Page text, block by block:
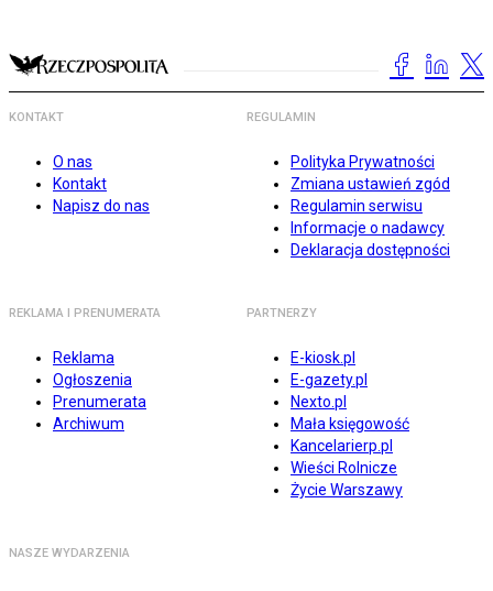
KONTAKT
O nas
Kontakt
Napisz do nas
REGULAMIN
Polityka Prywatności
Zmiana ustawień zgód
Regulamin serwisu
Informacje o nadawcy
Deklaracja dostępności
REKLAMA I PRENUMERATA
Reklama
Ogłoszenia
Prenumerata
Archiwum
PARTNERZY
E-kiosk.pl
E-gazety.pl
Nexto.pl
Mała księgowość
Kancelarierp.pl
Wieści Rolnicze
Życie Warszawy
NASZE WYDARZENIA